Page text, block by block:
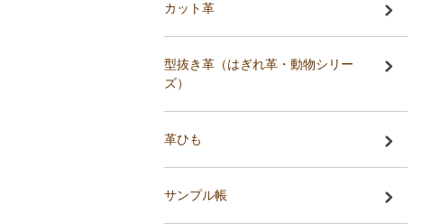
カット革
型抜き革（はぎれ革・動物シリー
ズ）
革ひも
サンプル帳